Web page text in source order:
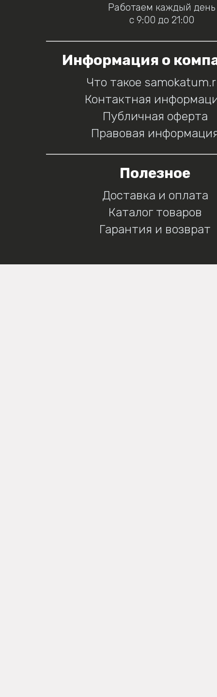
Работаем каждый день
с 9:00 до 21:00
Информация о
Что такое
Контактная
Публичная оферта
Правовая
Полезное
Доставка и оплата
Каталог товаров
Гарантия и возврат